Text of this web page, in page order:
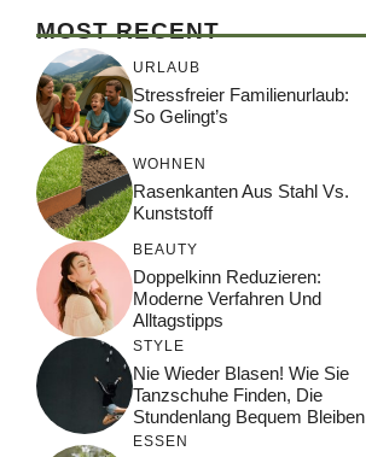
MOST RECENT
URLAUB
Stressfreier Familienurlaub:
So Gelingt’s
WOHNEN
Rasenkanten Aus Stahl Vs.
Kunststoff
BEAUTY
Doppelkinn Reduzieren:
Moderne Verfahren Und
Alltagstipps
STYLE
Nie Wieder Blasen! Wie Sie
Tanzschuhe Finden, Die
Stundenlang Bequem Bleiben
ESSEN